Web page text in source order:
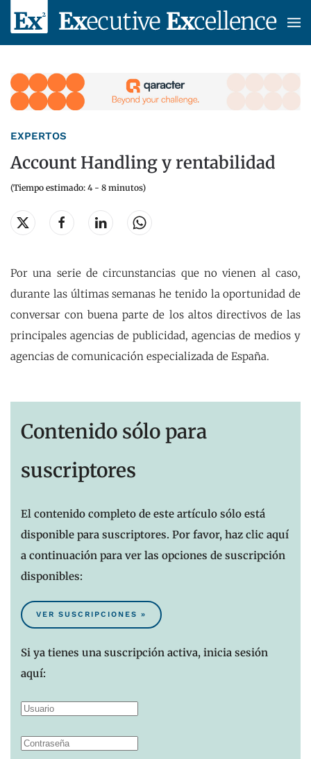
Skip to main content
EXPERTOS
Account Handling y rentabilidad
(Tiempo estimado: 4 - 8 minutos)
Por una serie de circunstancias que no vienen al caso,
durante las últimas semanas he tenido la oportunidad de
conversar con buena parte de los altos directivos de las
principales agencias de publicidad, agencias de medios y
agencias de comunicación especializada de España.
Contenido sólo para
suscriptores
El contenido completo de este artículo sólo está
disponible para suscriptores. Por favor, haz clic aquí
a continuación para ver las opciones de suscripción
disponibles:
VER SUSCRIPCIONES »
Si ya tienes una suscripción activa, inicia sesión
aquí: